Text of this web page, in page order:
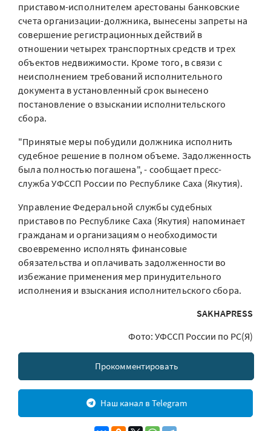
приставом-исполнителем арестованы банковские
счета организации-должника, вынесены запреты на
совершение регистрационных действий в
отношении четырех транспортных средств и трех
объектов недвижимости. Кроме того, в связи с
неисполнением требований исполнительного
документа в установленный срок вынесено
постановление о взыскании исполнительского
сбора.
"Принятые меры побудили должника исполнить
судебное решение в полном объеме. Задолженность
была полностью погашена", - сообщает пресс-
служба УФССП России по Республике Саха (Якутия).
Управление Федеральной службы судебных
приставов по Республике Саха (Якутия) напоминает
гражданам и организациям о необходимости
своевременно исполнять финансовые
обязательства и оплачивать задолженности во
избежание применения мер принудительного
исполнения и взыскания исполнительского сбора.
SAKHAPRESS
Фото: УФССП России по РС(Я)
Прокомментировать
Наш канал в Telegram